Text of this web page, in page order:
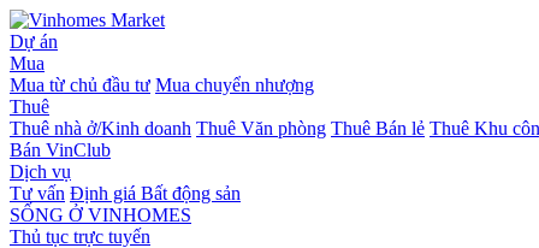
Dự án
Mua
Mua từ chủ đầu tư Mua chuyển nhượng
Thuê
Thuê nhà ở/Kinh doanh Thuê Văn phòng Thuê Bán lẻ Thuê Khu
Bán VinClub
Dịch vụ
Tư vấn Định giá Bất động sản
SỐNG Ở VINHOMES
Thủ tục trực tuyến